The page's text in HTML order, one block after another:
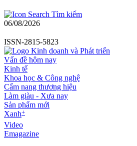
Tìm kiếm
06/08/2026
ISSN-2815-5823
Vấn đề hôm nay
Kinh tế
Khoa học & Công nghệ
Cẩm nang thương hiệu
Làm giàu - Xưa nay
Sản phẩm mới
Xanh+
Video
Emagazine